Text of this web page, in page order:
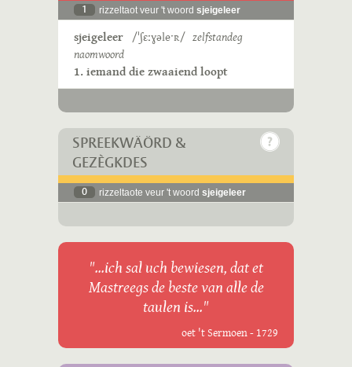
1 rizzeltaot veur 't woord sjeigeleer
sjeigeleer /ˈʃɛːɣəleˑʀ/ zelfstandeg
naomwoord
1. iemand die zwaaiend loopt
SPREEKWÄÖRD &
GEZÈGKDES
0 rizzeltaote veur 't woord sjeigeleer
"...ich sal uch bewiesen, dat et
Mastreegs de beste van alle de
taulen is..."
oet 't Sermoen - 1729